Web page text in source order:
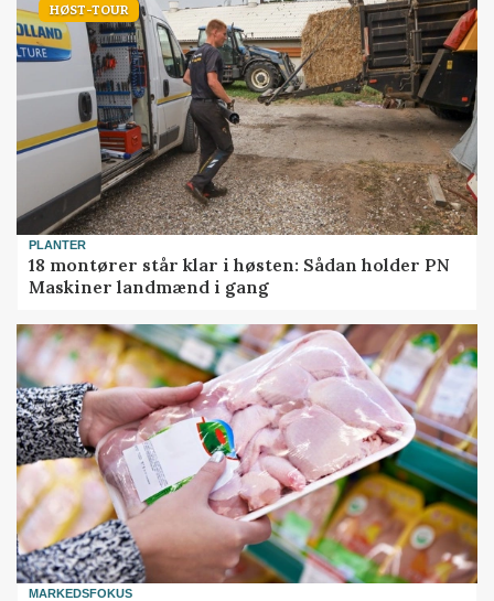
HØST-TOUR
PLANTER
18 montører står klar i høsten: Sådan holder PN
Maskiner landmænd i gang
MARKEDSFOKUS